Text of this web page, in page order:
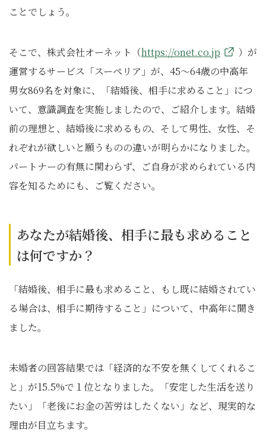
ことでしょう。
そこで、株式会社オーネット（https://onet.co.jp
）が
運営するサービス「スーペリア」が、45〜64歳の中高年
男女869名を対象に、「結婚後、相手に求めること」につ
いて、意識調査を実施しましたので、ご紹介します。結婚
前の理想と、結婚後に求めるもの、そして男性、女性、そ
れぞれが欲しいと願うものの違いが明らかになりました。
パートナーの有無に関わらず、ご自身が求められている内
容を知るためにも、ご覧ください。
あなたが結婚後、相手に最も求めること
は何ですか？
「結婚後、相手に最も求めること、もし既に結婚されてい
る場合は、相手に期待すること」について、中高年に聞き
ました。
未婚者の回答結果では「経済的な不安を無くしてくれるこ
と」が15.5%で１位となりました。「安定した生活を送り
たい」「老後にお金の苦労はしたくない」など、現実的な
理由が目立ちます。